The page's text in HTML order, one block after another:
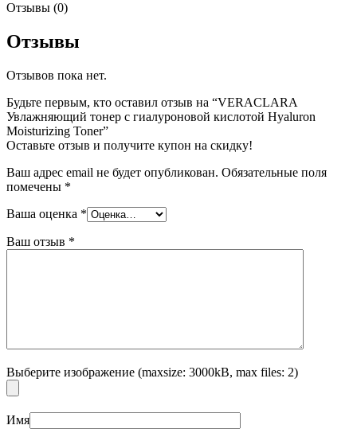
Отзывы (0)
Отзывы
Отзывов пока нет.
Будьте первым, кто оставил отзыв на “VERACLARA
Увлажняющий тонер с гиалуроновой кислотой Hyaluron
Moisturizing Toner”
Оставьте отзыв и получите купон на скидку!
Ваш адрес email не будет опубликован. Обязательные поля
помечены *
Ваша оценка *
Ваш отзыв *
Выберите изображение (maxsize: 3000kB, max files: 2)
Имя